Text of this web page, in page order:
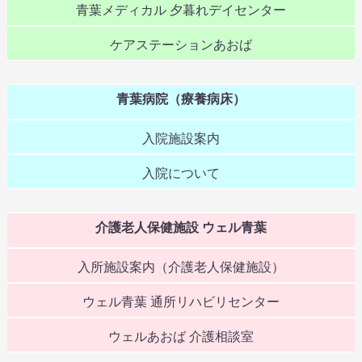
令和7年4月8日（火） 内科の午前診療（木村医師）は、山
口医師の代診とさせていただきます。
2025 年 04 月 01 日
広報誌2025年4月号を掲載しました。（詳細はこちら）
お知らせ
◆医療DX推進体制整備加算について（青葉メディカル 外
来）◆令和7年4月1日より、医療DX推進体制整備加算を算定
させていただきます。（詳細はこちら）
2025 年 03 月 14 日
お知らせ
◆内科の担当医変更について（青葉メディカル 外来）◆
青葉メディカル 夕暮れデイセンター
ケアステーションあおば
青葉病院（療養病床）
入院施設案内
入院について
介護老人保健施設 ウェル青葉
入所施設案内（介護老人保健施設）
ウェル青葉 通所リハビリセンター
ウェルあおば 介護相談室